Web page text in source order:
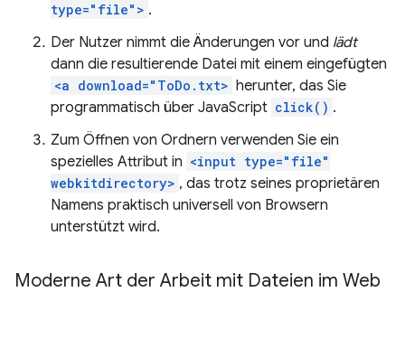
type="file"> .
Der Nutzer nimmt die Änderungen vor und lädt
dann die resultierende Datei mit einem eingefügten
<a download="ToDo.txt> herunter, das Sie
programmatisch über JavaScript click() .
Zum Öffnen von Ordnern verwenden Sie ein
spezielles Attribut in <input type="file"
webkitdirectory> , das trotz seines proprietären
Namens praktisch universell von Browsern
unterstützt wird.
Moderne Art der Arbeit mit Dateien im Web